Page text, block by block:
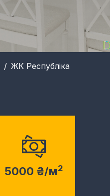
ЖК Республіка
5000 ₴/м2